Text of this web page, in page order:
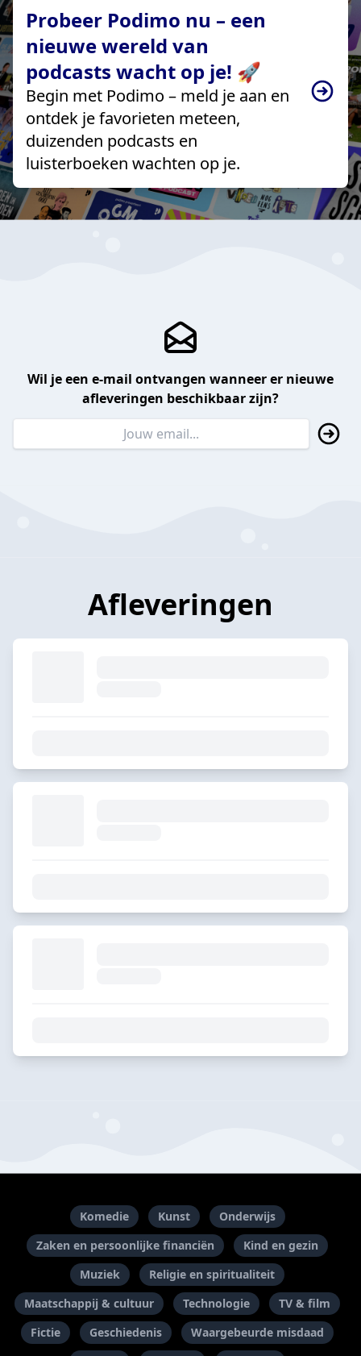
Probeer Podimo nu – een
nieuwe wereld van
podcasts wacht op je! 🚀
Begin met Podimo – meld je aan en
ontdek je favorieten meteen,
duizenden podcasts en
luisterboeken wachten op je.
Wil je een e-mail ontvangen wanneer er nieuwe
afleveringen beschikbaar zijn?
Afleveringen
Komedie Kunst
Onderwijs
Zaken en persoonlijke financiën
Kind en gezin
Muziek
Religie en spiritualiteit
Maatschappij & cultuur
Technologie
TV & film
Fictie
Geschiedenis
Waargebeurde misdaad